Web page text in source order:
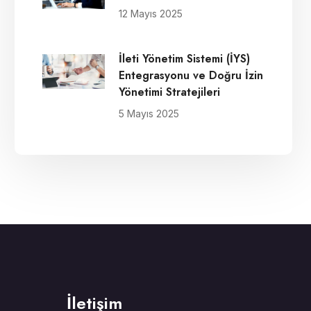
12 Mayıs 2025
İleti Yönetim Sistemi (İYS)
Entegrasyonu ve Doğru İzin
Yönetimi Stratejileri
5 Mayıs 2025
İletişim